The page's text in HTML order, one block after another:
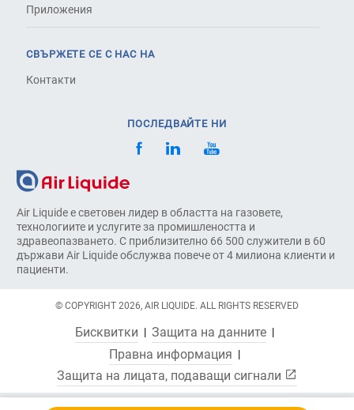
Air Liquide е световен лидер в областта на газовете,
технологиите и услугите за промишлеността и
здравеопазването. С приблизително 66 500 служители в 60
държави Air Liquide обслужва повече от 4 милиона клиенти и
пациенти.
Приложения
СВЪРЖЕТЕ СЕ С НАС НА
Контакти
ПОСЛЕДВАЙТЕ НИ
© COPYRIGHT 2026, AIR LIQUIDE. ALL RIGHTS RESERVED
Бисквитки
Защита на данните
Правна информация
Защита на лицата, подаващи сигнали